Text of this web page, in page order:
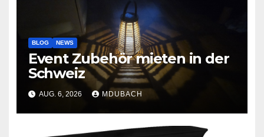
BLOG NEWS
Event Zubehör mieten in der
Schweiz
AUG. 6, 2026 MDUBACH